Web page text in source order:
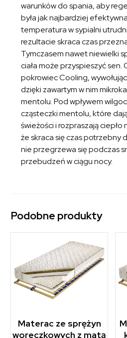
warunków do spania, aby
była jak najbardziej
temperatura w sypialni
rezultacie skraca czas
Tymczasem nawet niewielki
ciała może przyspieszyć
pokrowiec Cooling,
dzięki zawartym w nim
mentolu. Pod wpływem
cząsteczki mentolu, które
świeżości i rozpraszają
że skraca się czas potrzebny
nie przegrzewa się podczas
przebudzeń w ciągu nocy.
Podobne produkty
Materac ze sprężyn
woreczkowych z matą